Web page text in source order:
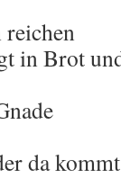
reichen
in Brot
da kommt